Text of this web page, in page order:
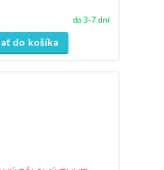
do 3-7 dní
do košíka